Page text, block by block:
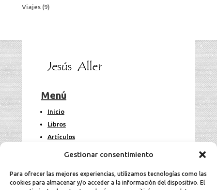
Gestionar consentimiento
Para ofrecer las mejores experiencias, utilizamos tecnologías como las
cookies para almacenar y/o acceder a la información del dispositivo. El
Viajes(9)
Menú
Inicio
Libros
Artículos